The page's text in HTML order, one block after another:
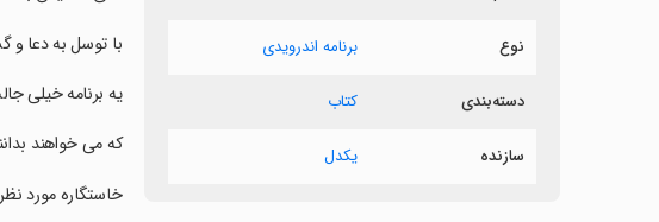
نوع برنامه اندرویدی
دسته‌بندی کتاب
سازنده یکدل
با توسل به دعا
یه برنامه خیلی
که می خواهند
خاستگاره مورد